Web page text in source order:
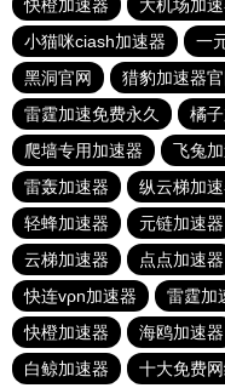
快橙加速器
大机场加
小猫咪ciash加速器
一
黑洞官网
猎豹加速器
雷霆加速免费永久
橘
爬墙专用加速器
飞兔
雷轰加速器
纵云梯加
轻蜂加速器
元链加速器
云梯加速器
点点加速器
快连vρn加速器
雷霆加
快橙加速器
海鸥加速器
白鲸加速器
十大免费